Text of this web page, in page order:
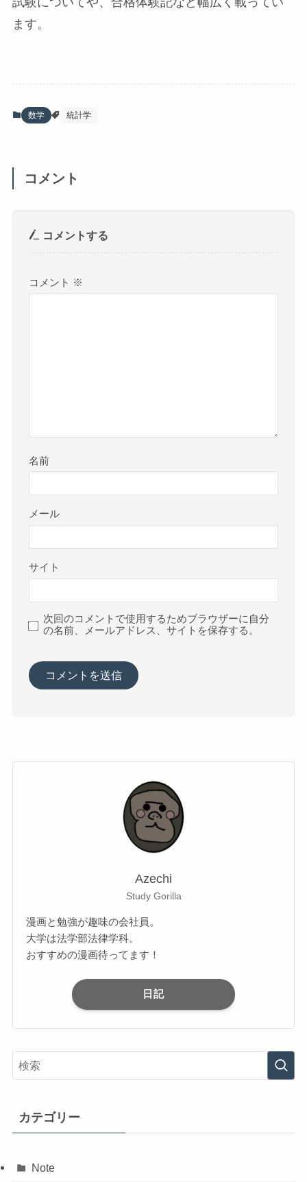
ます。
数学 統計学
コメント
コメントする
コメント ※
名前
メール
サイト
次回のコメントで使用するためブラウザーに自分
の名前、メールアドレス、サイトを保存する。
Azechi
Study Gorilla
漫画と勉強が趣味の会社員。
大学は法学部法律学科。
おすすめの漫画待ってます！
日記
カテゴリー
Note